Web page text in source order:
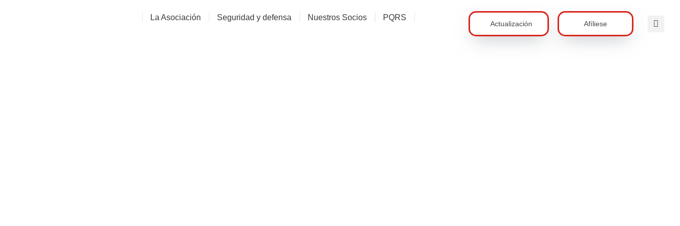
La Asociación Seguridad y defensa Nuestros Socios PQRS
Actualización Afíliese